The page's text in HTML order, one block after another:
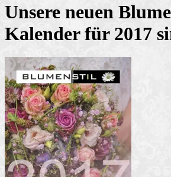
Unsere neuen
Kalender für 2017